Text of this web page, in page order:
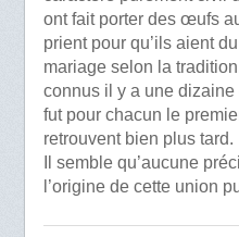
ont fait porter des œufs
prient pour qu’ils aient
mariage selon la
connus il y a une dizaine
fut pour chacun le
retrouvent bien plus tard.
Il semble qu’aucune
l’origine de cette union